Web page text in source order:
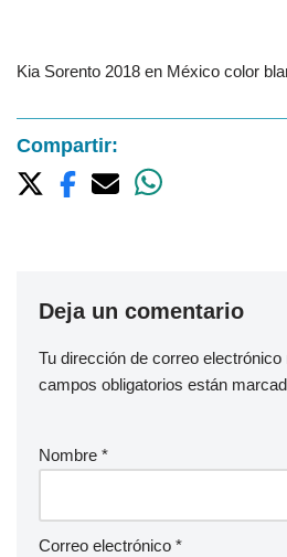
Kia Sorento 2018 en México color
Compartir:
Deja un comentario
Tu dirección de correo electrónico
campos obligatorios están
Nombre *
Correo electrónico *